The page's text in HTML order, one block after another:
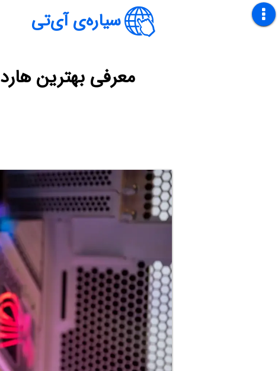
سیاره‌ی آی‌تی
معرفی بهترین هارد SSD گیمینگ + بهترین SSD اکسترنال در سال 2024